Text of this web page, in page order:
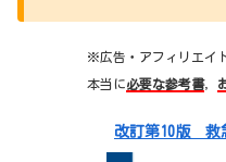
※広告・アフィリエイ
本当に必要な参考書，
改訂第10版 救